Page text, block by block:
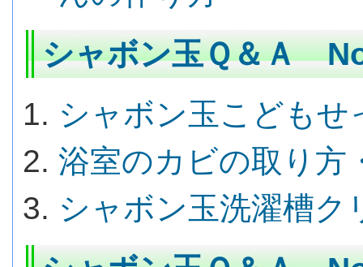
シャボン玉Ｑ＆Ａ
シャボン玉こども
浴室のカビの取り方
シャボン玉洗濯槽ク